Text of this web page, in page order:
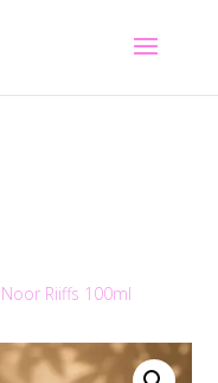
Noor Riiffs 100ml